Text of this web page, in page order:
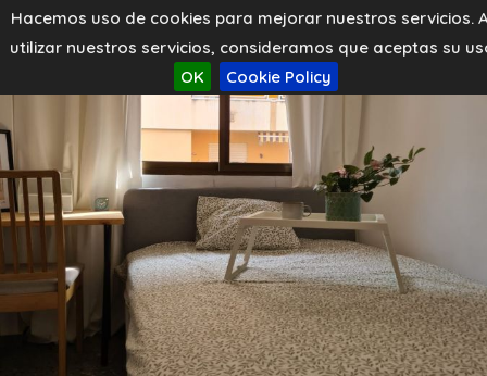
Hacemos uso de cookies para mejorar nuestros servicios.
utilizar nuestros servicios, consideramos que aceptas su
OK
Cookie Policy